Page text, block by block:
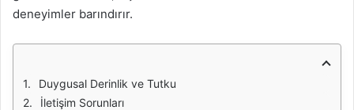
deneyimler barındırır.
Duygusal Derinlik ve Tutku
İletişim Sorunları